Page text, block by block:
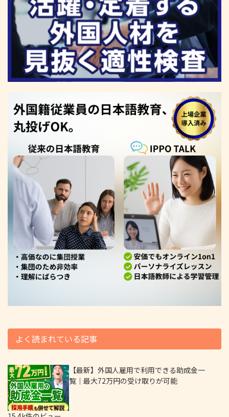
よく読まれている記事
【最新】外国人雇用で利用できる助成金一
覧｜最大72万円の受け取りが可能